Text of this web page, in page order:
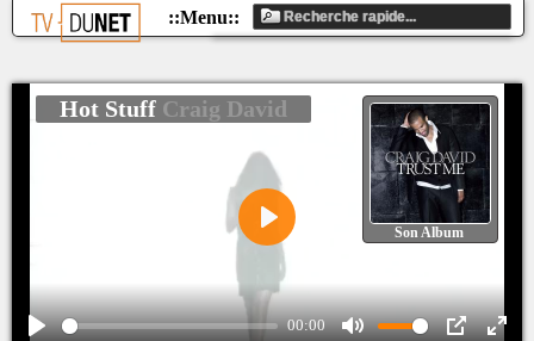
00:00
Play
Hot Stuff Craig David
Son Album